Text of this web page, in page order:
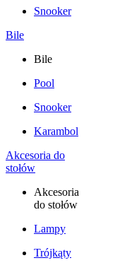
Snooker
Bile
Bile
Pool
Snooker
Karambol
Akcesoria do
stołów
Akcesoria
do stołów
Lampy
Trójkąty